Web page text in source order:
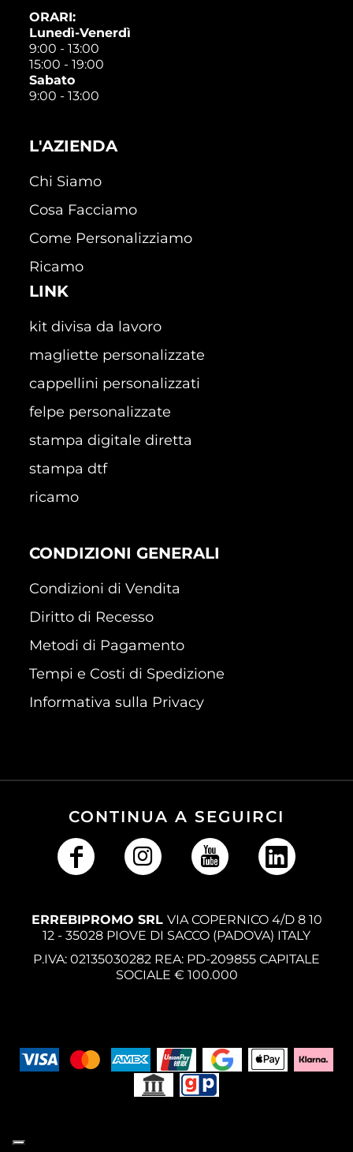
ORARI:
Lunedì-Venerdì
9:00 - 13:00
15:00 - 19:00
Sabato
9:00 - 13:00
L'AZIENDA
Chi Siamo
Cosa Facciamo
Come Personalizziamo
Ricamo
LINK
kit divisa da lavoro
magliette personalizzate
cappellini personalizzati
felpe personalizzate
stampa digitale diretta
stampa dtf
ricamo
CONDIZIONI GENERALI
Condizioni di Vendita
Diritto di Recesso
Metodi di Pagamento
Tempi e Costi di Spedizione
Informativa sulla Privacy
CONTINUA A SEGUIRCI
ERREBIPROMO SRL VIA COPERNICO 4/D 8 10
12 - 35028 PIOVE DI SACCO (PADOVA) ITALY
P.IVA: 02135030282 REA: PD-209855 CAPITALE
SOCIALE € 100.000